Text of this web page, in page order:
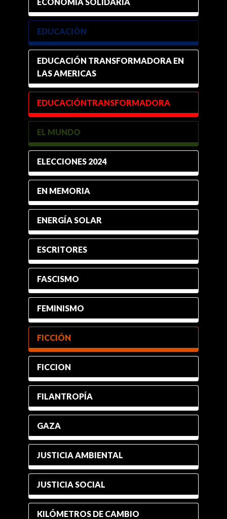
EDUCACIÓN
EDUCACIÓN TRANSFORMADORA EN
LAS AMERICAS
EDUCACIÓNTRANSFORMADORA
EL MUNDO
ELECCIONES 2024
EN MEMORIA
ENERGÍA SOLAR
ESCRITORES
FASCISMO
FEMINISMO
FICCIÓN
FICCION
FILANTROPÍA
GAZA
JUSTICIA AMBIENTAL
JUSTICIA SOCIAL
KILÓMETROS DE CAMBIO